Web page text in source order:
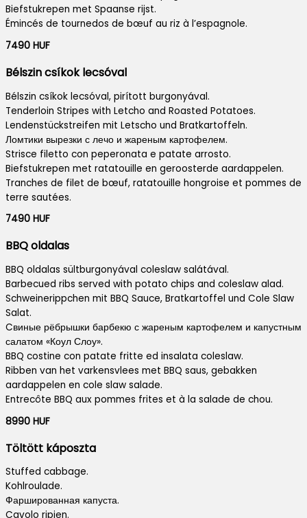
Biefstukrepen met Spaanse rijst.
Émincés de tournedos de bœuf au riz à l’espagnole.
7490 HUF
Bélszin csíkok lecsóval
Bélszin csíkok lecsóval, pirított burgonyával.
Tenderloin Stripes with Letcho and Roasted Potatoes.
Lendenstückstreifen mit Letscho und Bratkartoffeln.
Ломтики вырезки с лечо и жареным картофелем.
Strisce filetto con peperonata e patate arrosto.
Biefstukrepen met ratatouille en geroosterde aardappelen.
Tranches de filet de bœuf, ratatouille hongroise et pommes de
terre sautées.
7490 HUF
BBQ oldalas
BBQ oldalas sültburgonyával coleslaw salátával.
Barbecued ribs served with potato chips and coleslaw alad.
Schweinerippchen mit BBQ Sauce, Bratkartoffel und Cole Slaw
Salat.
Cвиные рёбрышки барбекю с жареным картофелем и капустным
салатом «Коул Слоу».
BBQ costine con patate fritte ed insalata coleslaw.
Ribben van het varkensvlees met BBQ saus, gebakken
aardappelen en cole slaw salade.
Entrecôte BBQ aux pommes frites et à la salade de chou.
8990 HUF
Töltött káposzta
Stuffed cabbage.
Kohlroulade.
Фаршированная капуста.
Cavolo ripien.